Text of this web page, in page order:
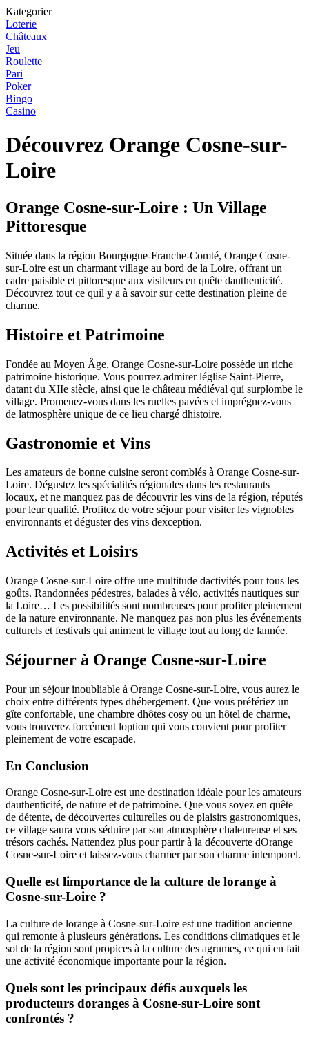
Kategorier
Loterie
Châteaux
Jeu
Roulette
Pari
Poker
Bingo
Casino
Découvrez Orange Cosne-sur-
Loire
Orange Cosne-sur-Loire : Un Village
Pittoresque
Située dans la région Bourgogne-Franche-Comté, Orange Cosne-
sur-Loire est un charmant village au bord de la Loire, offrant un
cadre paisible et pittoresque aux visiteurs en quête dauthenticité.
Découvrez tout ce quil y a à savoir sur cette destination pleine de
charme.
Histoire et Patrimoine
Fondée au Moyen Âge, Orange Cosne-sur-Loire possède un riche
patrimoine historique. Vous pourrez admirer léglise Saint-Pierre,
datant du XIIe siècle, ainsi que le château médiéval qui surplombe le
village. Promenez-vous dans les ruelles pavées et imprégnez-vous
de latmosphère unique de ce lieu chargé dhistoire.
Gastronomie et Vins
Les amateurs de bonne cuisine seront comblés à Orange Cosne-sur-
Loire. Dégustez les spécialités régionales dans les restaurants
locaux, et ne manquez pas de découvrir les vins de la région, réputés
pour leur qualité. Profitez de votre séjour pour visiter les vignobles
environnants et déguster des vins dexception.
Activités et Loisirs
Orange Cosne-sur-Loire offre une multitude dactivités pour tous les
goûts. Randonnées pédestres, balades à vélo, activités nautiques sur
la Loire… Les possibilités sont nombreuses pour profiter pleinement
de la nature environnante. Ne manquez pas non plus les événements
culturels et festivals qui animent le village tout au long de lannée.
Séjourner à Orange Cosne-sur-Loire
Pour un séjour inoubliable à Orange Cosne-sur-Loire, vous aurez le
choix entre différents types dhébergement. Que vous préfériez un
gîte confortable, une chambre dhôtes cosy ou un hôtel de charme,
vous trouverez forcément loption qui vous convient pour profiter
pleinement de votre escapade.
En Conclusion
Orange Cosne-sur-Loire est une destination idéale pour les amateurs
dauthenticité, de nature et de patrimoine. Que vous soyez en quête
de détente, de découvertes culturelles ou de plaisirs gastronomiques,
ce village saura vous séduire par son atmosphère chaleureuse et ses
trésors cachés. Nattendez plus pour partir à la découverte dOrange
Cosne-sur-Loire et laissez-vous charmer par son charme intemporel.
Quelle est limportance de la culture de lorange à
Cosne-sur-Loire ?
La culture de lorange à Cosne-sur-Loire est une tradition ancienne
qui remonte à plusieurs générations. Les conditions climatiques et le
sol de la région sont propices à la culture des agrumes, ce qui en fait
une activité économique importante pour la région.
Quels sont les principaux défis auxquels les
producteurs doranges à Cosne-sur-Loire sont
confrontés ?